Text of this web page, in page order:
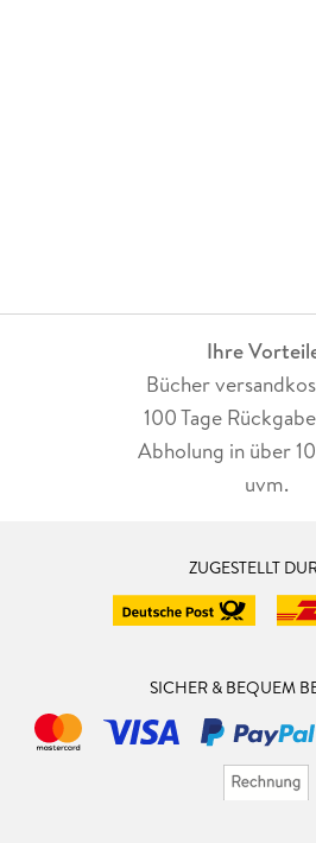
Ihre
Bücher
100 Tage
Abholung in über
uvm.
ZUGESTELLT
SICHER & BEQUEM